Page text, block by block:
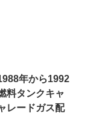
年から1992
料タンクキャ
レードガス配